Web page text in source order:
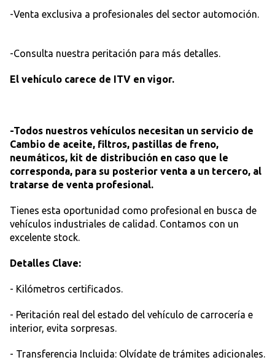
-Venta exclusiva a profesionales del sector automoción.
-Consulta nuestra peritación para más detalles.
El vehículo carece de ITV en vigor.
-Todos nuestros vehículos necesitan un servicio de
Cambio de aceite, filtros, pastillas de freno,
neumáticos, kit de distribución en caso que le
corresponda, para su posterior venta a un tercero, al
tratarse de venta profesional.
Tienes esta oportunidad como profesional en busca de
vehículos industriales de calidad. Contamos con un
excelente stock.
Detalles Clave:
- Kilómetros certificados.
- Peritación real del estado del vehículo de carrocería e
interior, evita sorpresas.
- Transferencia Incluida: Olvídate de trámites adicionales.